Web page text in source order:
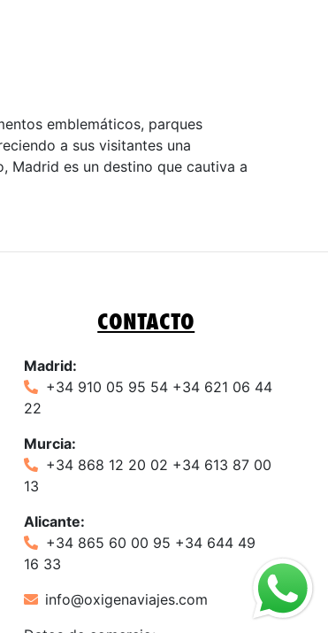
emblemáticos, parques
a sus visitantes una
Madrid es un destino que cautiva a
CONTACTO
Madrid:
+34 910 05 95 54 +34 621 06 44
22
Murcia:
+34 868 12 20 02 +34 613 87 00
13
Alicante:
+34 865 60 00 95 +34 644 49
16 33
info@oxigenaviajes.com